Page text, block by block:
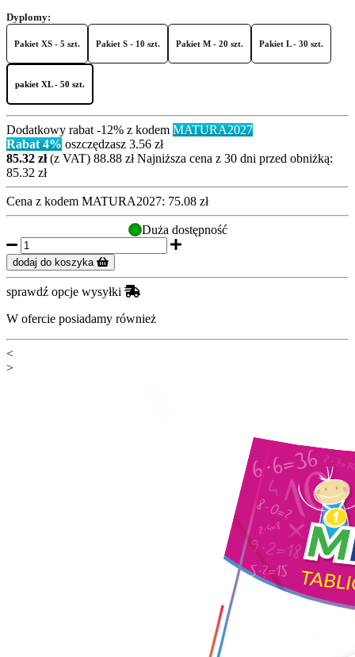
Dyplomy:
Pakiet XS - 5 szt. Pakiet S - 10 szt. Pakiet M - 20 szt. Pakiet L - 30 szt.
pakiet XL - 50 szt.
Dodatkowy rabat -12% z kodem MATURA2027
Rabat 4% oszczędzasz 3.56 zł
85.32 zł (z VAT) 88.88 zł Najniższa cena z 30 dni przed obniżką:
85.32 zł
Cena z kodem MATURA2027: 75.08 zł
Duża dostępność
dodaj do koszyka
sprawdź opcje wysyłki
W ofercie posiadamy również
<
>